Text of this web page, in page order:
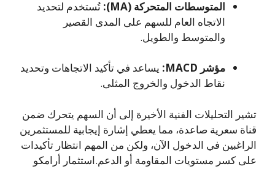
المتوسطات المتحركة (MA):
تُستخدم لتحديد
الاتجاه العام للسهم على المدى القصير
والمتوسط والطويل.
مؤشر MACD:
يساعد في تأكيد الاتجاهات وتحديد
نقاط الدخول والخروج المثلى.
تشير التحليلات الفنية الأخيرة إلى أن السهم يتحرك ضمن
قناة سعرية صاعدة، مما يعطي إشارة إيجابية للمستثمرين
الراغبين في الدخول الآن، ولكن من المهم انتظار تأكيدات
على كسر مستويات المقاومة أو الدعم.استثمار أرامكو